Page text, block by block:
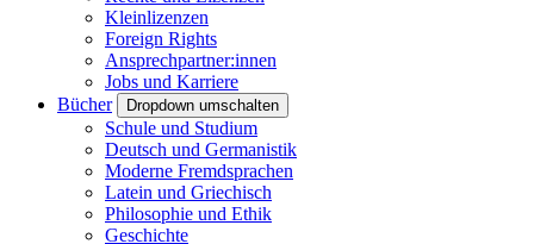
Kleinlizenzen
Foreign Rights
Ansprechpartner:innen
Jobs und Karriere
Bücher
Dropdown umschalten
Schule und Studium
Deutsch und Germanistik
Moderne Fremdsprachen
Latein und Griechisch
Philosophie und Ethik
Geschichte